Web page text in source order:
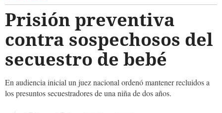
Prisión preventiva
contra sospechosos del
secuestro de bebé
En audiencia inicial un juez nacional ordenó mantener recluidos a
los presuntos secuestradores de una niña de dos años.